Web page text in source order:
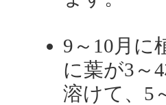
9～10月に
に葉が3～
溶けて、5